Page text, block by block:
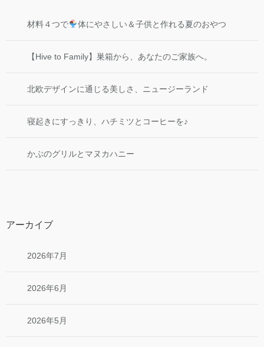
材料４つで 体にやさしい＆子供と作れる夏のおやつ
【Hive to Family】巣箱から、あなたのご家族へ。
北欧デザインに通じる美しさ、ニュージーランド
寝起きにすっきり、ハチミツとコーヒーを♪
かぶのグリルとマヌカハニー
アーカイブ
2026年7月
2026年6月
2026年5月